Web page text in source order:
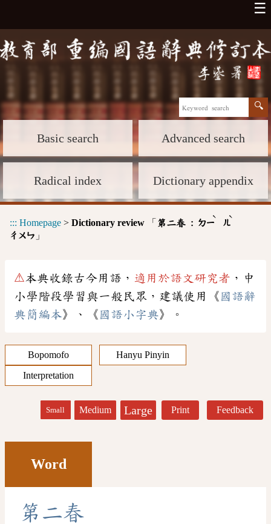
☰
Basic search Advanced search
Radical index Dictionary appendix
::: Homepage > Dictionary review 「 第二春 : ㄉㄧ
ˋ
ㄦ
ˋ
ㄔㄨㄣ 」
⚠本典收錄古今用語， 適用於語文研究者 ，中
小學階段學習與一般民眾，建議使用《 國語辭
典簡編本》、《 國語小字典》。
Bopomofo
Hanyu Pinyin
Interpretation
Small Medium Large Print Feedback
Word
第 二春